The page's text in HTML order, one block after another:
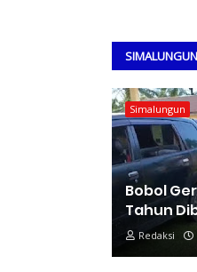
SIMALUNGUN
Simalungun
Bobol
Tahun
Redaksi